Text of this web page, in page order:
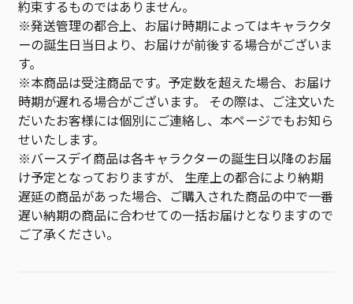
約束するものではありません。
※発送管理の都合上、お届け時期によってはキャラクタ
ーの誕生日当日より、お届けが前後する場合がございま
す。
※本商品は受注商品です。予定数を超えた場合、お届け
時期が遅れる場合がございます。 その際は、ご注文いた
だいたお客様には個別にご連絡し、本ページでもお知ら
せいたします。
※バースデイ商品は各キャラクターの誕生日以降のお届
け予定となっておりますが、 生産上の都合により納期
遅延の商品があった場合、ご購入された商品の中で一番
遅い納期の商品に合わせての一括お届けとなりますので
ご了承ください。